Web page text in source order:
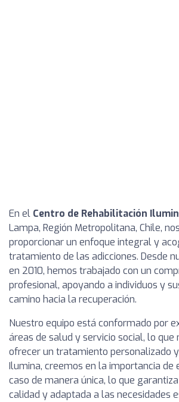
En el Centro de Rehabilitación
Lampa, Región Metropolitana, Chile,
proporcionar un enfoque integral y
tratamiento de las adicciones. Desde
en 2010, hemos trabajado con un
profesional, apoyando a individuos y
camino hacia la recuperación.
Nuestro equipo está conformado por
áreas de salud y servicio social, lo que
ofrecer un tratamiento personalizado
Ilumina, creemos en la importancia de
caso de manera única, lo que
calidad y adaptada a las necesidades